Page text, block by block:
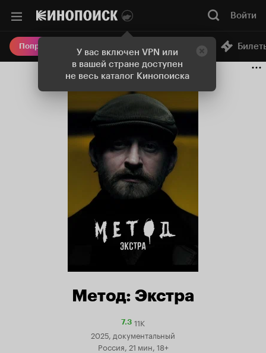
У вас включен VPN или
в вашей стране доступен
не весь каталог Кинопоиска
Войти
Попробовать Плюс Онлайн-кинотеатр
Метод: Экстра
7.3Рейтинг
Кинопоиска
7.3
11K
2025, документальный
Россия, 21 мин, 18+